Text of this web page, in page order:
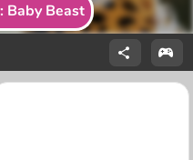
Baby Beast